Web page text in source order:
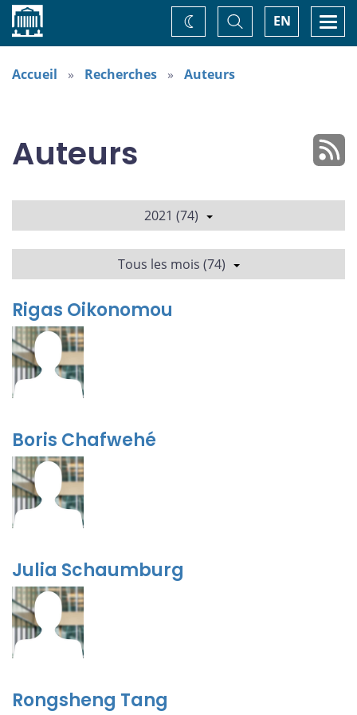
Accueil EN
Basculer
la
recherche
Changez
de
thème
Accueil Recherches Auteurs
Auteurs
2021 (74)
Tous les mois (74)
Rigas Oikonomou
Boris Chafwehé
Julia Schaumburg
Rongsheng Tang